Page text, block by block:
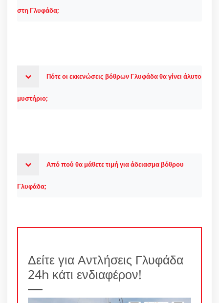
στη Γλυφάδα;
Πότε οι εκκενώσεις βόθρων Γλυφάδα θα γίνει άλυτο
μυστήριο;
Από πού θα μάθετε τιμή για άδειασμα βόθρου
Γλυφάδα;
Δείτε για Αντλήσεις Γλυφάδα
24h κάτι ενδιαφέρον!